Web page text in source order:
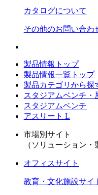
カタログについて
その他のお問い合わ
製品情報トップ
製品情報一覧トップ
製品カテゴリから探
スタジアムベンチ・
スタジアムベンチ
アスリート L
市場別サイト
（ソリューション・
オフィスサイト
教育・文化施設サイ